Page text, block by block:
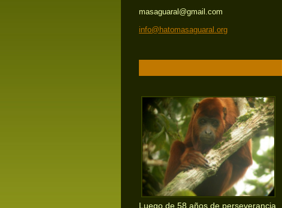
masaguaral@gmail.com
info@hatomasaguaral.org
Luego de 58 años de perseverancia